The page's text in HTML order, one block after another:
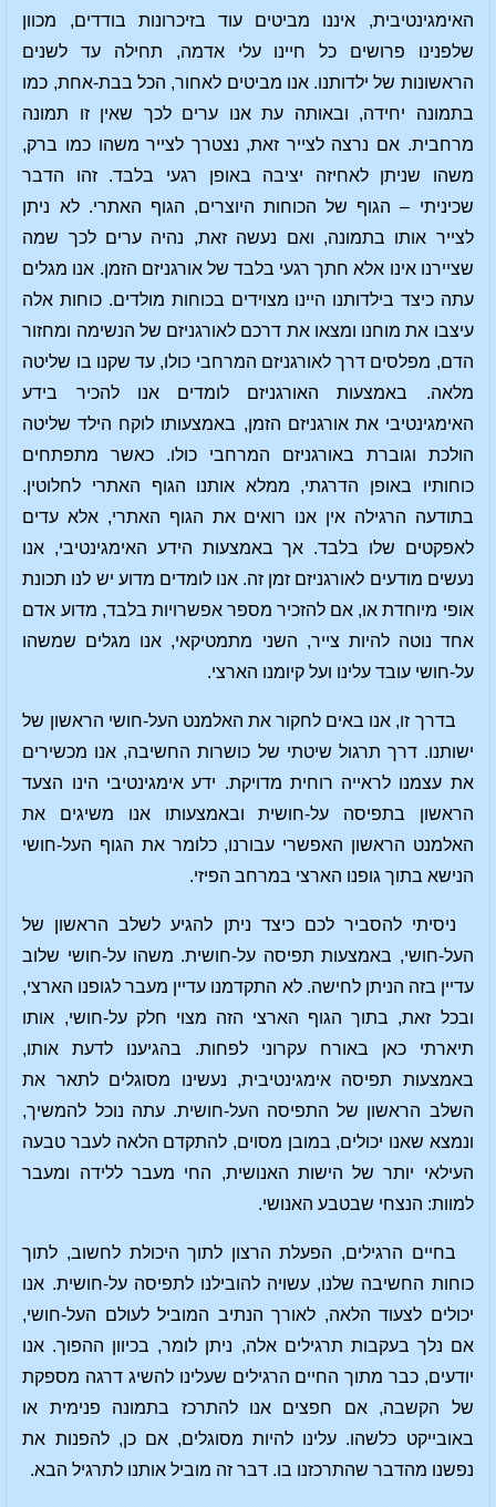
האימגינטיבית, איננו מביטים עוד בזיכרונות בודדים, מכוון
שלפנינו פרושים כל חיינו עלי אדמה, תחילה עד לשנים
הראשונות של ילדותנו. אנו מביטים לאחור, הכל בבת-אחת, כמו
בתמונה יחידה, ובאותה עת אנו ערים לכך שאין זו תמונה
מרחבית. אם נרצה לצייר זאת, נצטרך לצייר משהו כמו ברק,
משהו שניתן לאחיזה יציבה באופן רגעי בלבד. זהו הדבר
שכיניתי – הגוף של הכוחות היוצרים, הגוף האתרי. לא ניתן
לצייר אותו בתמונה, ואם נעשה זאת, נהיה ערים לכך שמה
שציירנו אינו אלא חתך רגעי בלבד של אורגניזם הזמן. אנו מגלים
עתה כיצד בילדותנו היינו מצוידים בכוחות מולדים. כוחות אלה
עיצבו את מוחנו ומצאו את דרכם לאורגניזם של הנשימה ומחזור
הדם, מפלסים דרך לאורגניזם המרחבי כולו, עד שקנו בו שליטה
מלאה. באמצעות האורגניזם לומדים אנו להכיר בידע
האימגינטיבי את אורגניזם הזמן, באמצעותו לוקח הילד שליטה
הולכת וגוברת באורגניזם המרחבי כולו. כאשר מתפתחים
כוחותיו באופן הדרגתי, ממלא אותנו הגוף האתרי לחלוטין.
בתודעה הרגילה אין אנו רואים את הגוף האתרי, אלא עדים
לאפקטים שלו בלבד. אך באמצעות הידע האימגינטיבי, אנו
נעשים מודעים לאורגניזם זמן זה. אנו לומדים מדוע יש לנו תכונת
אופי מיוחדת או, אם להזכיר מספר אפשרויות בלבד, מדוע אדם
אחד נוטה להיות צייר, השני מתמטיקאי, אנו מגלים שמשהו
על-חושי עובד עלינו ועל קיומנו הארצי.
בדרך זו, אנו באים לחקור את האלמנט העל-חושי הראשון של
ישותנו. דרך תרגול שיטתי של כושרות החשיבה, אנו מכשירים
את עצמנו לראייה רוחית מדויקת. ידע אימגינטיבי הינו הצעד
הראשון בתפיסה על-חושית ובאמצעותו אנו משיגים את
האלמנט הראשון האפשרי עבורנו, כלומר את הגוף העל-חושי
הנישא בתוך גופנו הארצי במרחב הפיזי.
ניסיתי להסביר לכם כיצד ניתן להגיע לשלב הראשון של
העל-חושי, באמצעות תפיסה על-חושית. משהו על-חושי שלוב
עדיין בזה הניתן לחישה. לא התקדמנו עדיין מעבר לגופנו הארצי,
ובכל זאת, בתוך הגוף הארצי הזה מצוי חלק על-חושי, אותו
תיארתי כאן באורח עקרוני לפחות. בהגיענו לדעת אותו,
באמצעות תפיסה אימגינטיבית, נעשינו מסוגלים לתאר את
השלב הראשון של התפיסה העל-חושית. עתה נוכל להמשיך,
ונמצא שאנו יכולים, במובן מסוים, להתקדם הלאה לעבר טבעה
העילאי יותר של הישות האנושית, החי מעבר ללידה ומעבר
למוות: הנצחי שבטבע האנושי.
בחיים הרגילים, הפעלת הרצון לתוך היכולת לחשוב, לתוך
כוחות החשיבה שלנו, עשויה להובילנו לתפיסה על-חושית. אנו
יכולים לצעוד הלאה, לאורך הנתיב המוביל לעולם העל-חושי,
אם נלך בעקבות תרגילים אלה, ניתן לומר, בכיוון ההפוך. אנו
יודעים, כבר מתוך החיים הרגילים שעלינו להשיג דרגה מספקת
של הקשבה, אם חפצים אנו להתרכז בתמונה פנימית או
באובייקט כלשהו. עלינו להיות מסוגלים, אם כן, להפנות את
נפשנו מהדבר שהתרכזנו בו. דבר זה מוביל אותנו לתרגיל הבא.